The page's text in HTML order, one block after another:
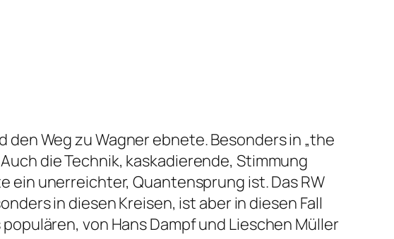
Weg zu Wagner ebnete. Besonders in „the
die Technik, kaskadierende, Stimmung
ein unerreichter, Quantensprung ist. Das RW
in diesen Kreisen, ist aber in diesen Fall
von Hans Dampf und Lieschen Müller